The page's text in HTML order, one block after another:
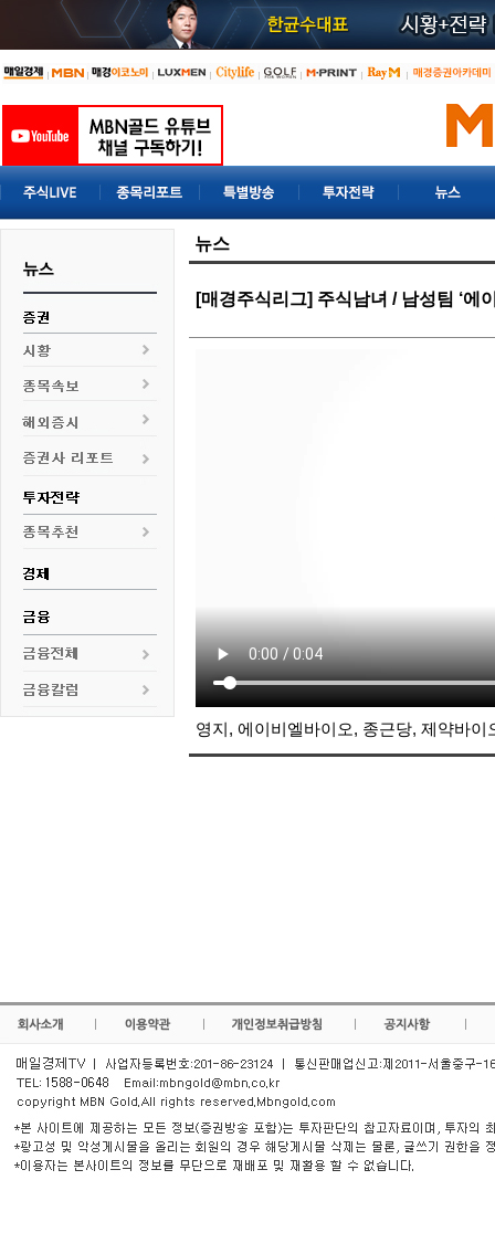
뉴스
[매경주식리그] 주식남녀 / 남성팀 ‘에
영지, 에이비엘바이오, 종근당, 제약바이